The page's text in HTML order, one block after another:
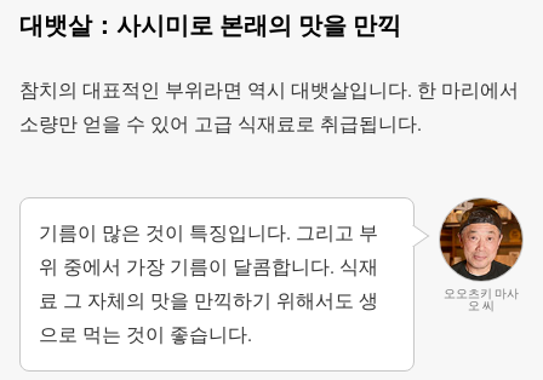
대뱃살：사시미로 본래의 맛을 만끽
참치의 대표적인 부위라면 역시 대뱃살입니다. 한 마리에서
소량만 얻을 수 있어 고급 식재료로 취급됩니다.
오오츠키 마사
오 씨
기름이 많은 것이 특징입니다. 그리고 부
위 중에서 가장 기름이 달콤합니다. 식재
료 그 자체의 맛을 만끽하기 위해서도 생
으로 먹는 것이 좋습니다.